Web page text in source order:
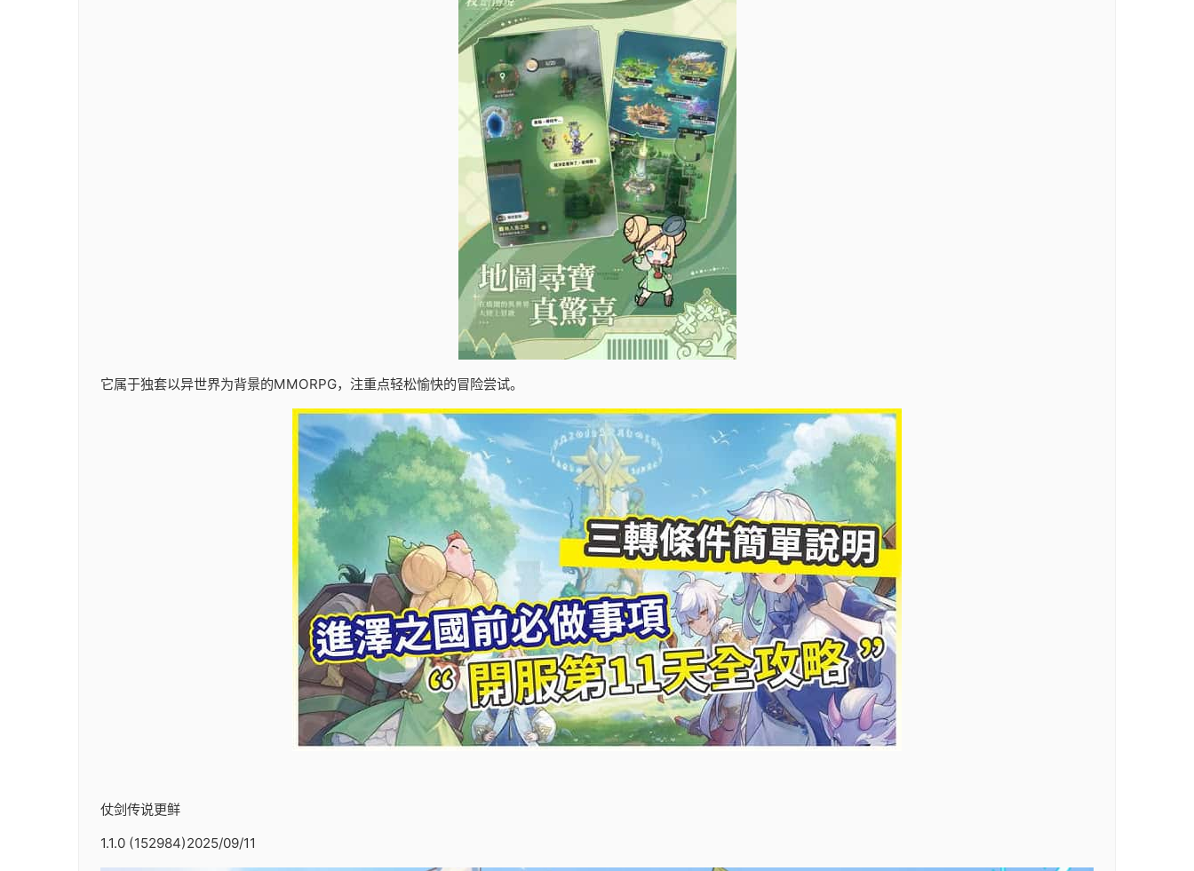
它属于独套以异世界为背景的MMORPG，注重点轻松愉快的冒险尝试。
仗剑传说更鲜
1.1.0 (152984)2025/09/11